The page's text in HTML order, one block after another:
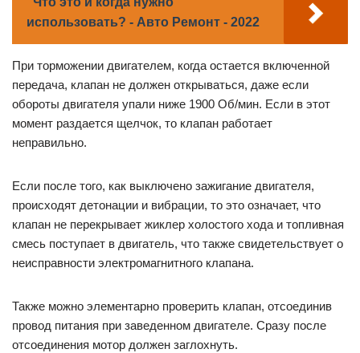
использовать? - Авто Ремонт - 2022
При торможении двигателем, когда остается включенной
передача, клапан не должен открываться, даже если
обороты двигателя упали ниже 1900 Об/мин. Если в этот
момент раздается щелчок, то клапан работает
неправильно.
Если после того, как выключено зажигание двигателя,
происходят детонации и вибрации, то это означает, что
клапан не перекрывает жиклер холостого хода и топливная
смесь поступает в двигатель, что также свидетельствует о
неисправности электромагнитного клапана.
Также можно элементарно проверить клапан, отсоединив
провод питания при заведенном двигателе. Сразу после
отсоединения мотор должен заглохнуть.